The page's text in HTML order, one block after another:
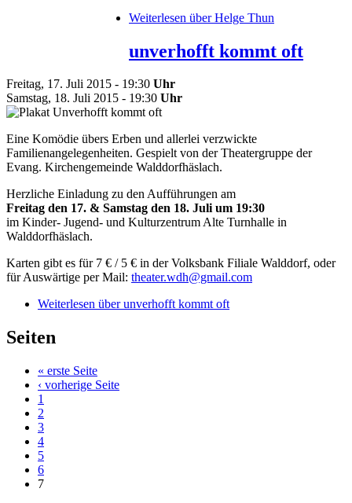
Weiterlesen über Helge Thun
unverhofft kommt oft
Freitag, 17. Juli 2015 - 19:30 Uhr
Samstag, 18. Juli 2015 - 19:30 Uhr
Eine Komödie übers Erben und allerlei verzwickte
Familienangelegenheiten. Gespielt von der Theatergruppe der
Evang. Kirchengemeinde Walddorfhäslach.
Herzliche Einladung zu den Aufführungen am
Freitag den 17. & Samstag den 18. Juli um 19:30
im Kinder- Jugend- und Kulturzentrum Alte Turnhalle in
Walddorfhäslach.
Karten gibt es für 7 € / 5 € in der Volksbank Filiale Walddorf, oder
für Auswärtige per Mail: theater.wdh@gmail.com
Weiterlesen über unverhofft kommt oft
Seiten
« erste Seite
‹ vorherige Seite
1
2
3
4
5
6
7